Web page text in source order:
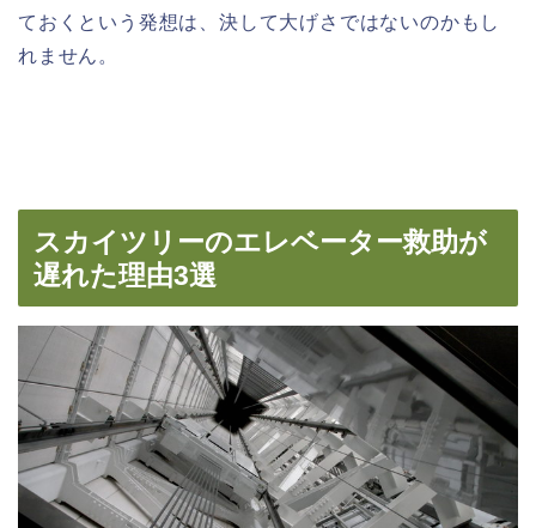
ておくという発想は、決して大げさではないのかもし
れません。
スカイツリーのエレベーター救助が
遅れた理由3選